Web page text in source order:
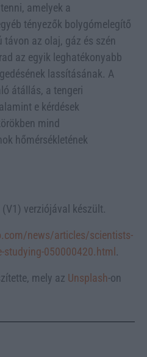
amelyek a
tényezők bolygómelegítő
az olaj, gáz és szén
az egyik leghatékonyabb
lassításának. A
átállás, a tengeri
e kérdések
mind
hőmérsékletének
(V1) verziójával készült.
news/articles/scientists-
studying-050000420.html.
mely az Unsplash-on